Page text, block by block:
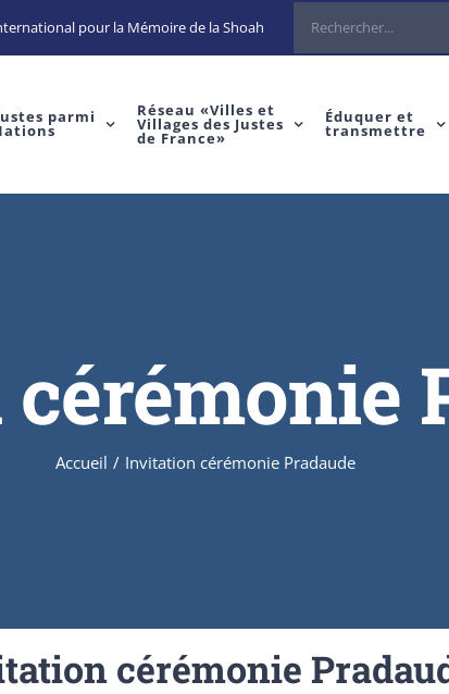
pour la Mémoire de la Shoah
parmi Réseau «Villes et
Villages des Justes
de France»
Éduquer et
transmettre
Accueil / Invitation cérémonie Pradaude
cérémonie